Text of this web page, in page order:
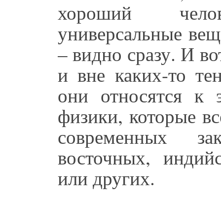
хороший
универсальные
– видно сразу. И
и вне каких-то
они относятся к
физики, которые
современных
восточных,
или других.